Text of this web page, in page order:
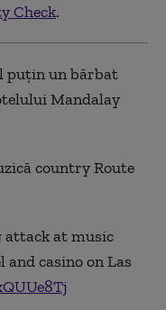
Check.
puțin un bărbat
Mandalay
country Route
attack at music
casino on Las